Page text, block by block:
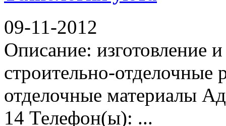
09-11-2012
Описание: изготовление
строительно-отделочные
отделочные материалы
14 Телефон(ы): ...